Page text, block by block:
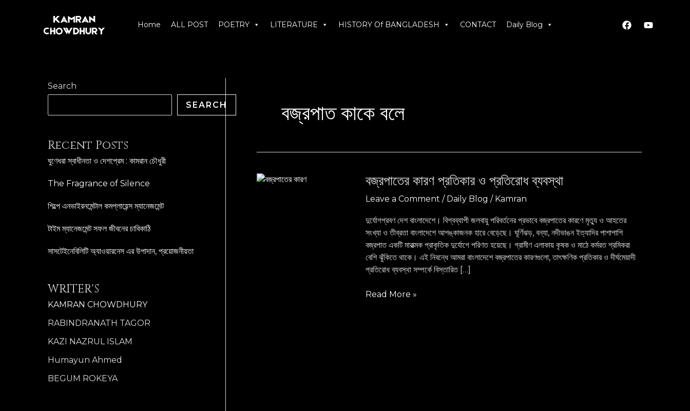
Home ALL POST POETRY LITERATURE HISTORY Of BANGLADESH CONTACT Daily Blog
Search
SEARCH
Recent Posts
ঘুণেধরা স্বাধীনতা ও দেশপ্রেম : কামরান চৌধুরী
The Fragrance of Silence
শিল্পে এনভাইরনমেন্টাল কমপ্লায়েন্স ম্যানেজমেন্ট
টাইম ম্যানেজমেন্ট সফল জীবনের চাবিকাঠি
সাসটেইনেবিলিটি অ্যাওয়ারনেস এর উপাদান, প্রয়োজনীয়তা
WRITER'S
KAMRAN CHOWDHURY
RABINDRANATH TAGOR
KAZI NAZRUL ISLAM
Humayun Ahmed
BEGUM ROKEYA
বজ্রপাত কাকে বলে
বজ্রপাতের কারণ প্রতিকার ও প্রতিরোধ ব্যবস্থা
Leave a Comment / Daily Blog / Kamran
দুর্যোগপ্রবণ দেশ বাংলাদেশে। বিশ্বব্যাপী জলবায়ু পরিবর্তনের প্রভাবে বজ্রপাতের কারণে মৃত্যু ও আহতের
সংখ্যা ও তীব্রতা বাংলাদেশে আশঙ্কাজনক হারে বেড়েছে। ঘূর্ণিঝড়, বন্যা, নদীভাঙন ইত্যাদির পাশাপাশি
বজ্রপাত একটি মারাত্মক প্রাকৃতিক দুর্যোগে পরিণত হয়েছে। গ্রামীণ এলাকায় কৃষক ও মাঠে কর্মরত শ্রমিকরা
বেশি ঝুঁকিতে থাকে। এই নিবন্ধে আমরা বাংলাদেশে বজ্রপাতের কারণগুলো, তাৎক্ষণিক প্রতিকার ও দীর্ঘমেয়াদী
প্রতিরোধ ব্যবস্থা সম্পর্কে বিস্তারিত […]
বজ্রপাতের
প্রতিকার
প্রতিরোধ
ব্যবস্থা
Read More »